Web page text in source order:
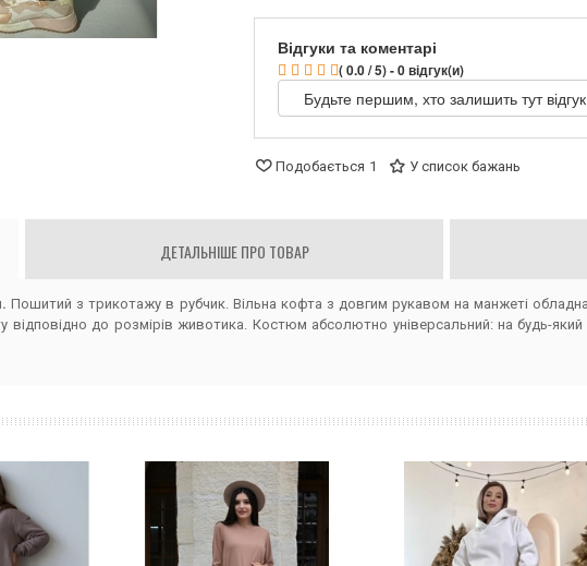
Відгуки та коментарі
( 0.0 / 5) - 0 відгук(и)
Будьте першим, хто залишить тут відгук
Подобається 1 У список бажань
ДЕТАЛЬНІШЕ ПРО ТОВАР
Пошитий з трикотажу в рубчик. Вільна кофта з довгим рукавом на манжеті
до розмірів животика. Костюм абсолютно універсальний: на будь-який